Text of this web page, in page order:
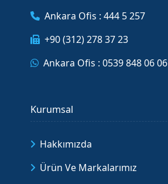
Ankara Ofis : 444 5 257
+90 (312) 278 37 23
Ankara Ofis : 0539 848 06 06
Kurumsal
Hakkımızda
Ürün Ve Markalarımız